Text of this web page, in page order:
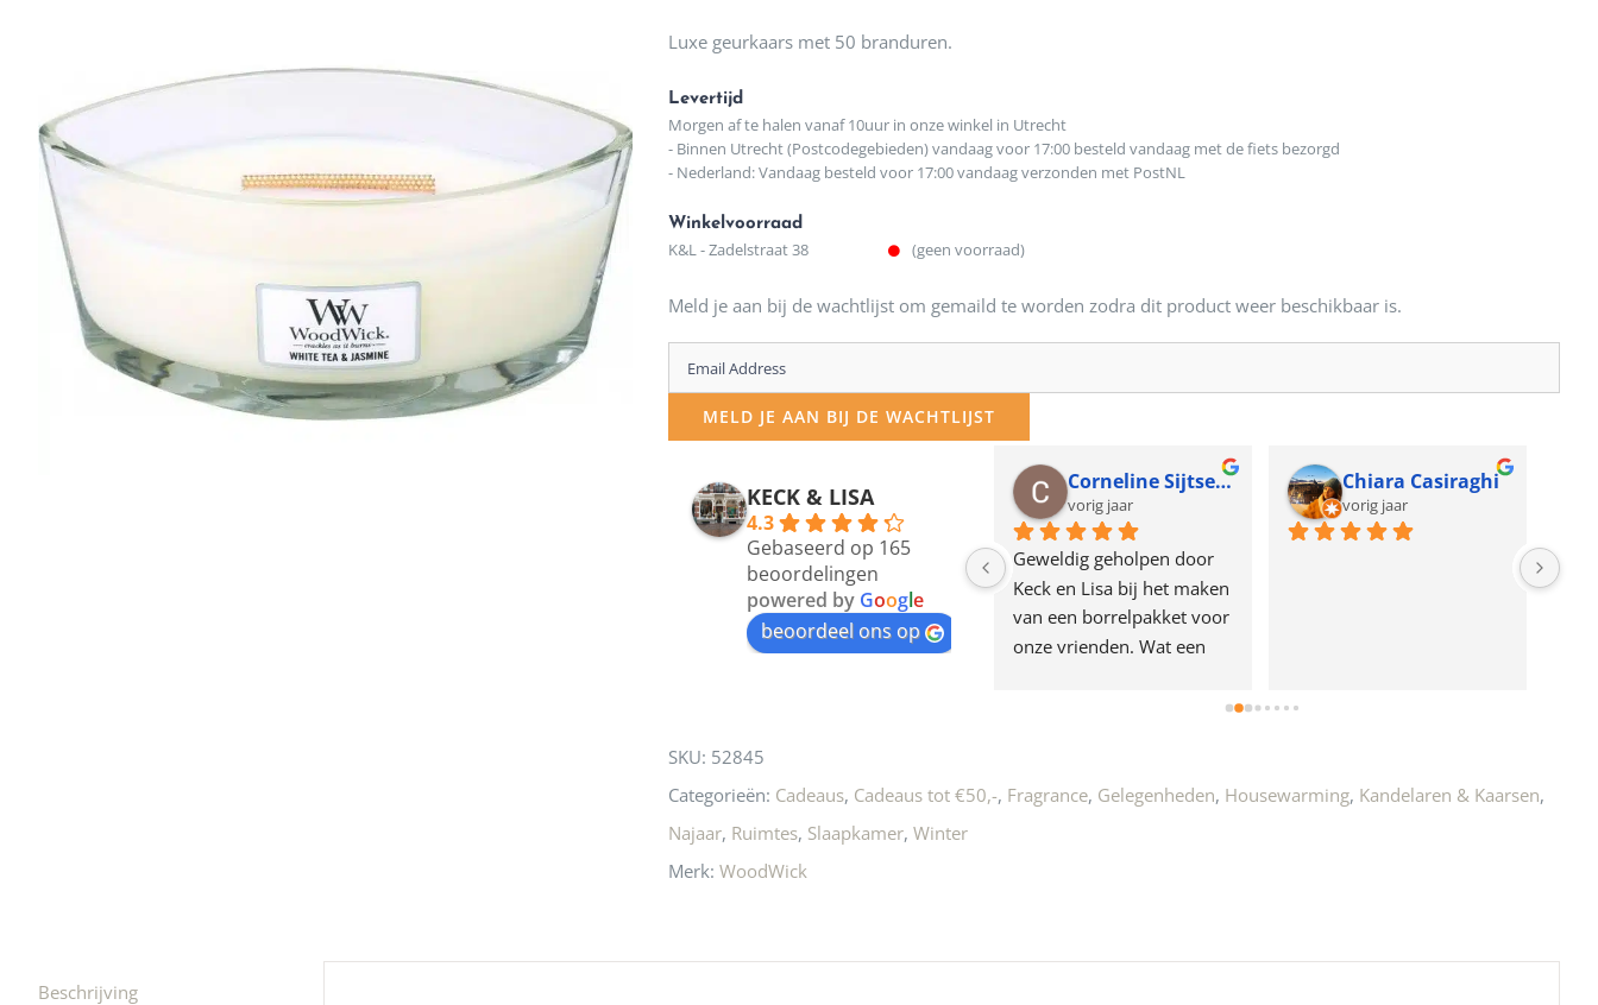
Luxe geurkaars met 50 branduren.
Levertijd
Morgen af te halen vanaf 10uur in onze winkel in Utrecht
- Binnen Utrecht (Postcodegebieden) vandaag voor 17:00 besteld vandaag met de fiets bezorgd
- Nederland: Vandaag besteld voor 17:00 vandaag verzonden met PostNL
Winkelvoorraad
K&L - Zadelstraat 38 (geen voorraad)
Meld je aan bij de wachtlijst om gemaild te worden zodra dit product weer beschikbaar is.
Enter
your
email
MELD JE AAN BIJ DE WACHTLIJST
KECK & LISA
4.3
Gebaseerd op 165
beoordelingen
powered by Google
beoordeel ons op
ook heel aardig en gezellig
12 maanden geleden
Waarom in hemelsnaam
de woonwinkel op de
klippen  laten lopen? Waar
moeten nu de design
Corneline Sijtsema
vorig jaar
Geweldig geholpen door
Keck en Lisa bij het maken
van een borrelpakket voor
onze vrienden. Wat een
Chiara Casiraghi
vorig jaar
SKU: 52845
Categorieën: Cadeaus, Cadeaus tot €50,-, Fragrance, Gelegenheden, Housewarming, Kandelaren & Kaarsen,
Najaar, Ruimtes, Slaapkamer, Winter
Merk: WoodWick
Beschrijving